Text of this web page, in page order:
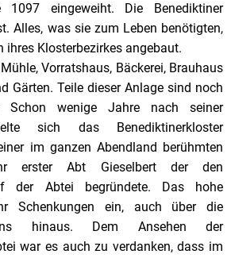
1097 eingeweiht. Die Benediktiner
Alles, was sie zum Leben benötigten,
ihres Klosterbezirkes angebaut.
Vorratshaus, Bäckerei, Brauhaus
Gärten. Teile dieser Anlage sind noch
Schon wenige Jahre nach seiner
sich das Benediktinerkloster
im ganzen Abendland berühmten
erster Abt Gieselbert der den
der Abtei begründete. Das hohe
Schenkungen ein, auch über die
hinaus. Dem Ansehen der
war es auch zu verdanken, dass im